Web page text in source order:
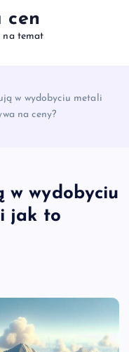
cen
na temat
w wydobyciu metali
na ceny?
w wydobyciu
jak to